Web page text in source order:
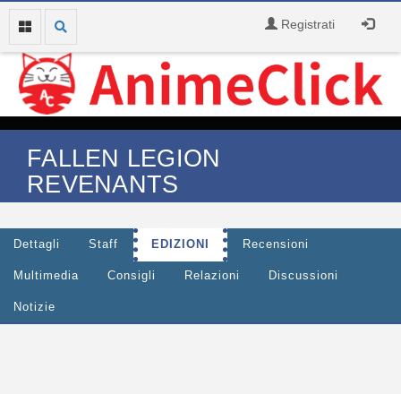
Registrati
FALLEN LEGION
REVENANTS
Dettagli Staff EDIZIONI Recensioni
Multimedia Consigli Relazioni Discussioni
Notizie